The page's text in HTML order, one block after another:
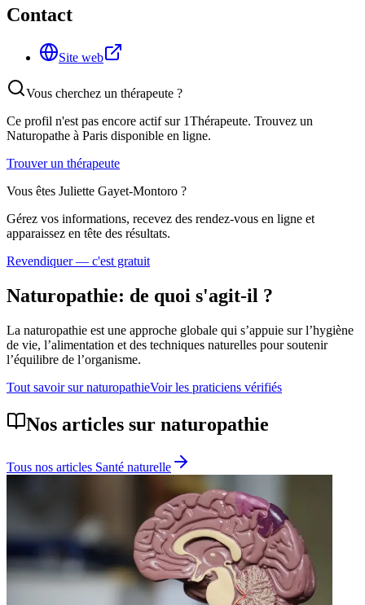
Contact
Site web
Vous cherchez un thérapeute ?
Ce profil n'est pas encore actif sur 1Thérapeute. Trouvez un
Naturopathe à Paris disponible en ligne.
Trouver un thérapeute
Vous êtes Juliette Gayet-Montoro ?
Gérez vos informations, recevez des rendez-vous en ligne et
apparaissez en tête des résultats.
Revendiquer — c'est gratuit
Naturopathie: de quoi s'agit-il ?
La naturopathie est une approche globale qui s’appuie sur l’hygiène
de vie, l’alimentation et des techniques naturelles pour soutenir
l’équilibre de l’organisme.
Tout savoir surnaturopathieVoir les praticiens vérifiés
Nos articles sur naturopathie
Tous nos articles Santé naturelle